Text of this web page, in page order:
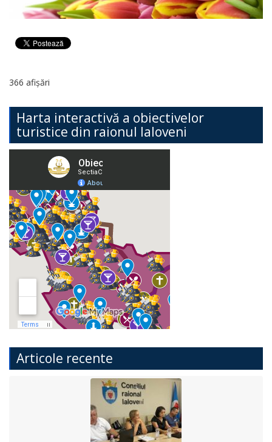
366 afișări
Harta interactivă a obiectivelor
turistice din raionul Ialoveni
Articole recente